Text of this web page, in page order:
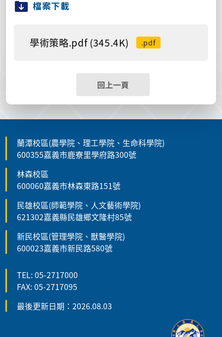
檔案下載
學術策略.pdf (345.4K) .pdf
回上一頁
蘭潭校區(農學院、理工學院、生命科學院)
600355嘉義市鹿寮里學府路300號
林森校區
600060嘉義市林森東路151號
民雄校區(師範學院、人文藝術學院)
621302嘉義縣民雄鄉文隆村85號
新民校區(管理學院、獸醫學院)
600023嘉義市新民路580號
TEL: 05-2717000
FAX: 05-2717095
最後更新日期：2026.08.03